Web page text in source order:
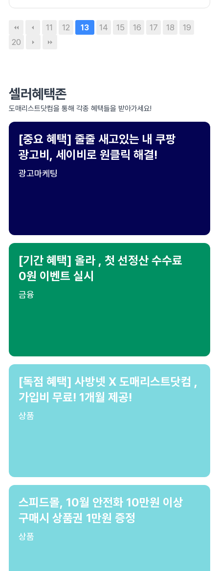
11 12 13 14 15 16 17 18
19
20
셀러혜택존
도매리스트닷컴을 통해 각종 혜택들을 받아가세요!
[중요 혜택] 줄줄 새고있는 내 쿠팡
광고비, 세이비로 원클릭 해결!
광고마케팅
[기간 혜택] 올라 , 첫 선정산 수수료
0원 이벤트 실시
금융
[독점 혜택] 사방넷 X 도매리스트닷컴 ,
가입비 무료! 1개월 제공!
상품
스피드몰, 10월 안전화 10만원 이상
구매시 상품권 1만원 증정
상품